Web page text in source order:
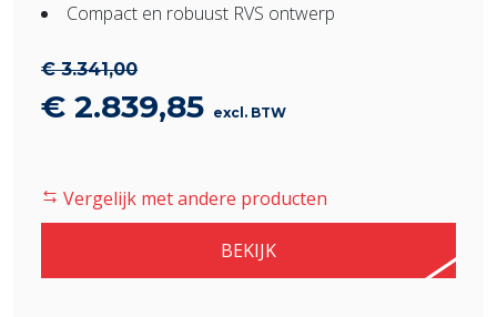
Compact en robuust RVS ontwerp
€3.341,00
Oorspronkelijke
was:
€ 2.839,85Huidige
is:
€ 2.839,85.
excl. BTW
Vergelijk met andere producten
BEKIJK